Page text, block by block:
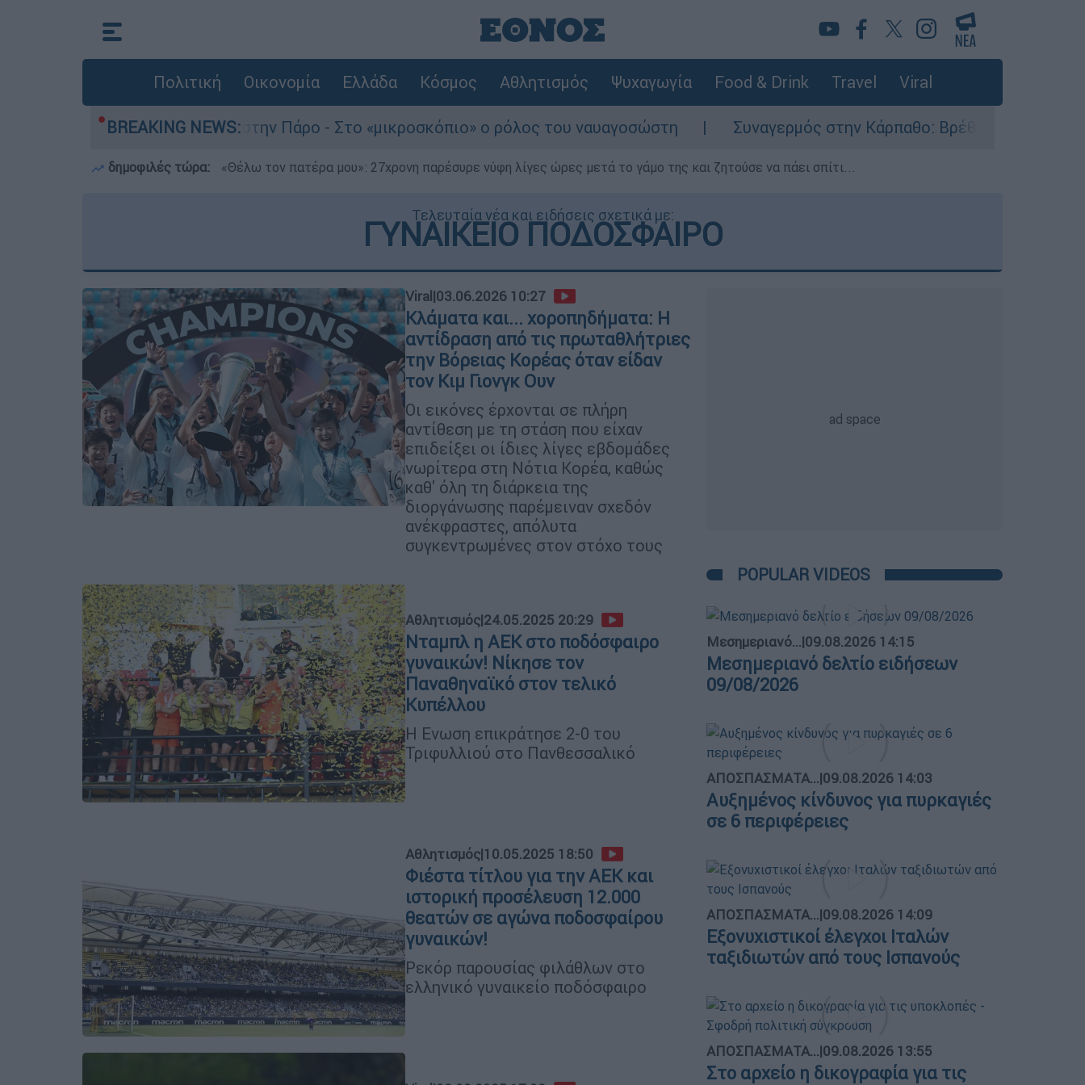
Πολιτική Οικονομία Ελλάδα Κόσμος Αθλητισμός Ψυχαγωγία Food & Drink Travel Viral
BREAKING NEWS:
του 4χρονου στην Πάρο - Στο «μικροσκόπιο» ο ρόλος του ναυαγοσώστη Συναγερμός στην Κάρπαθο: Βρέθηκαν παλιά πυρομαχικά στο
δημοφιλές τώρα: «Θέλω τον πατέρα μου»: 27χρονη παρέσυρε νύφη λίγες ώρες μετά το γάμο της και ζητούσε να πάει σπίτι...
Τελευταία νέα και ειδήσεις σχετικά με:
ΓΥΝΑΙΚΕΙΟ ΠΟΔΟΣΦΑΙΡΟ
Viral |03.06.2026 10:27
Κλάματα και... χοροπηδήματα: Η
αντίδραση από τις πρωταθλήτριες
την Βόρειας Κορέας όταν είδαν
τον Κιμ Γιονγκ Ουν
Οι εικόνες έρχονται σε πλήρη
αντίθεση με τη στάση που είχαν
επιδείξει οι ίδιες λίγες εβδομάδες
νωρίτερα στη Νότια Κορέα, καθώς
καθ' όλη τη διάρκεια της
διοργάνωσης παρέμειναν σχεδόν
ανέκφραστες, απόλυτα
συγκεντρωμένες στον στόχο τους
Αθλητισμός|24.05.2025 20:29
Νταμπλ η ΑΕΚ στο ποδόσφαιρο
γυναικών! Νίκησε τον
Παναθηναϊκό στον τελικό
Κυπέλλου
Η Ενωση επικράτησε 2-0 του
Τριφυλλιού στο Πανθεσσαλικό
Αθλητισμός|10.05.2025 18:50
Φιέστα τίτλου για την ΑΕΚ και
ιστορική προσέλευση 12.000
θεατών σε αγώνα ποδοσφαίρου
γυναικών!
Ρεκόρ παρουσίας φιλάθλων στο
ελληνικό γυναικείο ποδόσφαιρο
POPULAR VIDEOS
Μεσημεριανό...|09.08.2026 14:15
Μεσημεριανό δελτίο ειδήσεων
09/08/2026
ΑΠΟΣΠΑΣΜΑΤΑ...|09.08.2026 14:03
Αυξημένος κίνδυνος για πυρκαγιές
σε 6 περιφέρειες
ΑΠΟΣΠΑΣΜΑΤΑ...|09.08.2026 14:09
Εξονυχιστικοί έλεγχοι Ιταλών
ταξιδιωτών από τους Ισπανούς
ΑΠΟΣΠΑΣΜΑΤΑ...|09.08.2026 13:55
Στο αρχείο η δικογραφία για τις